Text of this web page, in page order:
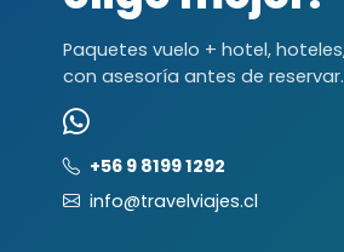
Paquetes vuelo + hotel,
con asesoría antes de reservar.
+56 9 8199 1292
info@travelviajes.cl